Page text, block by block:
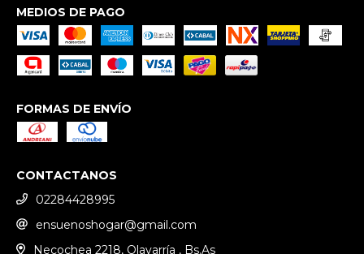
MEDIOS DE PAGO
FORMAS DE ENVÍO
CONTACTANOS
02284428995
ensuenoshogar@gmail.com
Necochea 2218, Olavarría , Bs.As